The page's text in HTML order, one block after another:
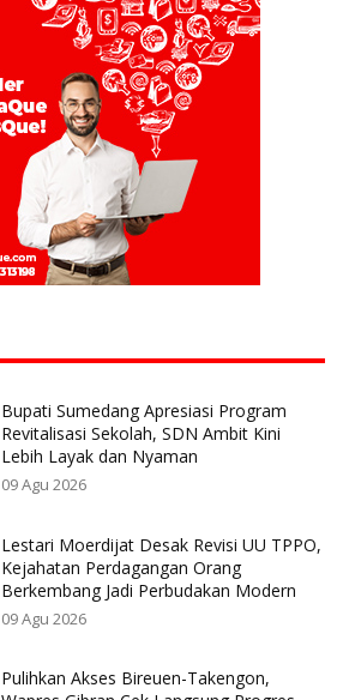
Bupati Sumedang Apresiasi Program
Revitalisasi Sekolah, SDN Ambit Kini
Lebih Layak dan Nyaman
09 Agu 2026
Lestari Moerdijat Desak Revisi UU TPPO,
Kejahatan Perdagangan Orang
Berkembang Jadi Perbudakan Modern
09 Agu 2026
Pulihkan Akses Bireuen-Takengon,